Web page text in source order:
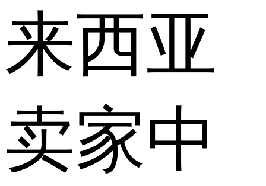
来西亚
卖家中